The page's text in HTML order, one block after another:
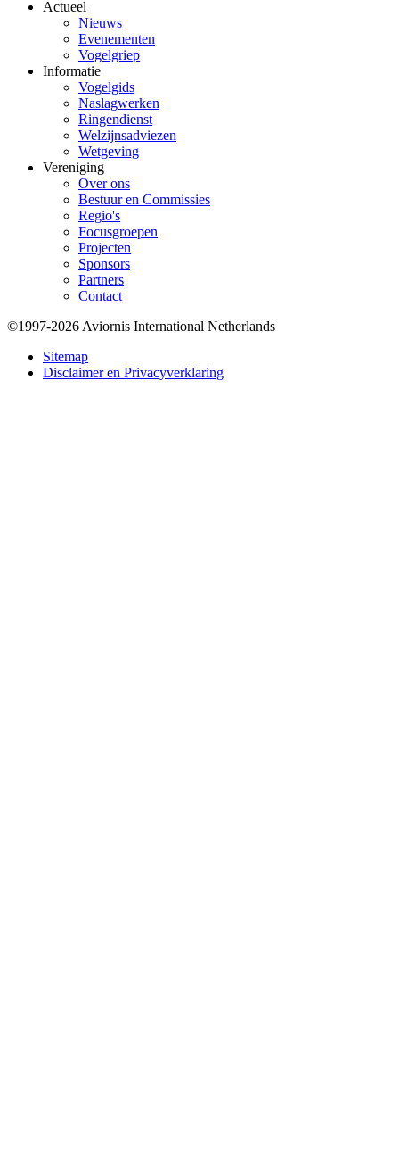
Actueel
Nieuws
Evenementen
Vogelgriep
Informatie
Vogelgids
Naslagwerken
Ringendienst
Welzijnsadviezen
Wetgeving
Vereniging
Over ons
Bestuur en Commissies
Regio's
Focusgroepen
Projecten
Sponsors
Partners
Contact
Bottom
©1997-2026 Aviornis International Netherlands
Sitemap
Disclaimer en Privacyverklaring